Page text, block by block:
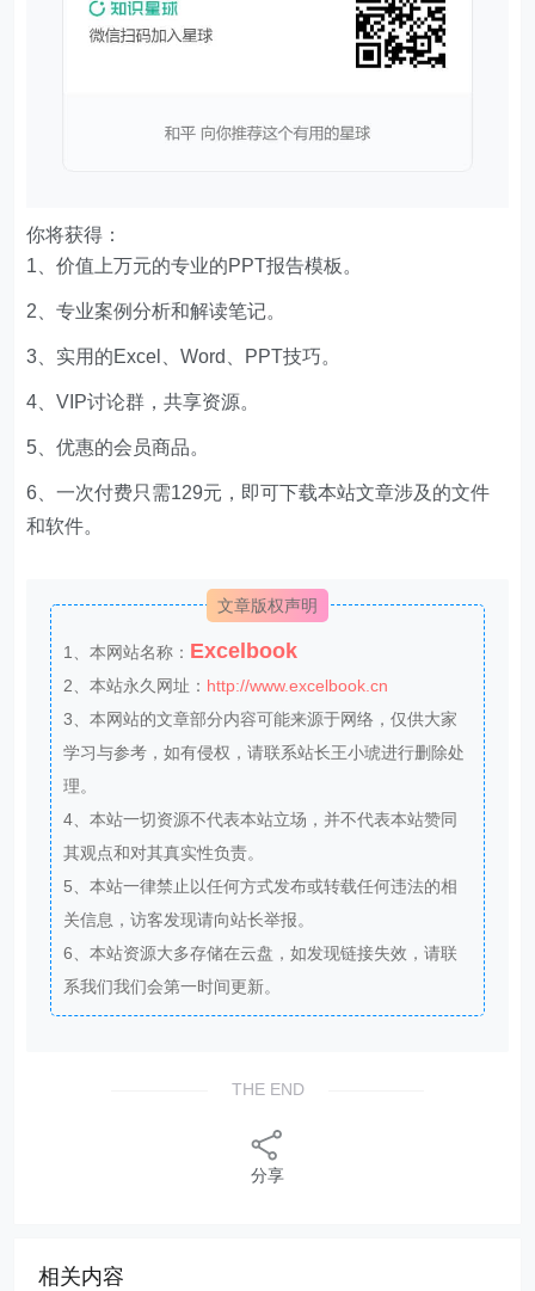
你将获得：
1、价值上万元的专业的PPT报告模板。
2、专业案例分析和解读笔记。
3、实用的Excel、Word、PPT技巧。
4、VIP讨论群，共享资源。
5、优惠的会员商品。
6、一次付费只需129元，即可下载本站文章涉及的文件
和软件。
文章版权声明
1、本网站名称： Excelbook
2、本站永久网址： http://www.excelbook.cn
3、本网站的文章部分内容可能来源于网络，仅供大家
学习与参考，如有侵权，请联系站长王小琥进行删除处
理。
4、本站一切资源不代表本站立场，并不代表本站赞同
其观点和对其真实性负责。
5、本站一律禁止以任何方式发布或转载任何违法的相
关信息，访客发现请向站长举报。
6、本站资源大多存储在云盘，如发现链接失效，请联
系我们我们会第一时间更新。
THE END
分享
相关内容